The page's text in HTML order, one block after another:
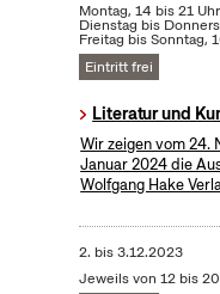
Montag, 14 bis 21 Uhr
Dienstag bis
Freitag bis Sonntag,
Eintritt frei
Literatur und
Wir zeigen vom 24.
Januar 2024 die
Wolfgang Hake
2. bis3.12.2023
Jeweils von 12 bis